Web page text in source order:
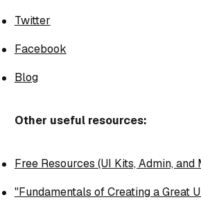
Twitter
Facebook
Blog
Other useful resources:
Free Resources (UI Kits, Admin,
"Fundamentals of Creating a Great